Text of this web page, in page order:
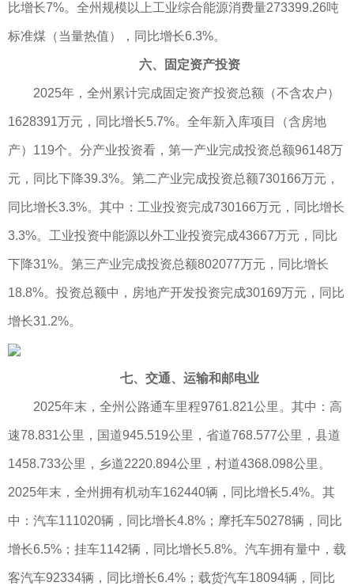
比增长7%。全州规模以上工业综合能源消费量273399.26吨
标准煤（当量热值），同比增长6.3%。
六、固定资产投资
2025年，全州累计完成固定资产投资总额（不含农户）
1628391万元，同比增长5.7%。全年新入库项目（含房地
产）119个。分产业投资看，第一产业完成投资总额96148万
元，同比下降39.3%。第二产业完成投资总额730166万元，
同比增长3.3%。其中：工业投资完成730166万元，同比增长
3.3%。工业投资中能源以外工业投资完成43667万元，同比
下降31%。第三产业完成投资总额802077万元，同比增长
18.8%。投资总额中，房地产开发投资完成30169万元，同比
增长31.2%。
七、交通、运输和邮电业
2025年末，全州公路通车里程9761.821公里。其中：高
速78.831公里，国道945.519公里，省道768.577公里，县道
1458.733公里，乡道2220.894公里，村道4368.098公里。
2025年末，全州拥有机动车162440辆，同比增长5.4%。其
中：汽车111020辆，同比增长4.8%；摩托车50278辆，同比
增长6.5%；挂车1142辆，同比增长5.8%。汽车拥有量中，载
客汽车92334辆，同比增长6.4%；载货汽车18094辆，同比